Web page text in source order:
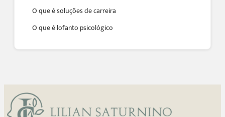
O que é soluções de carreira
O que é lofanto psicológico